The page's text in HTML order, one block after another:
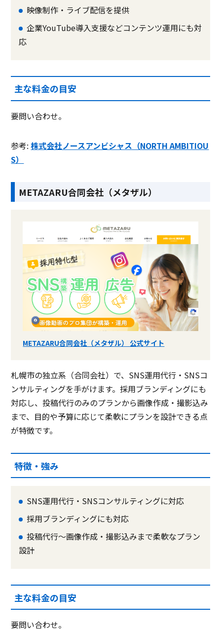
映像制作・ライブ配信を提供
企業YouTube導入支援などコンテンツ運用にも対
応
主な料金の目安
要問い合わせ。
参考:株式会社ノースアンビシャス（NORTH AMBITIOU
S）
METAZARU合同会社（メタザル）
METAZARU合同会社（メタザル） 公式サイト
札幌市の独立系（合同会社）で、SNS運用代行・SNSコ
ンサルティングを手がけます。採用ブランディングにも
対応し、投稿代行のみのプランから画像作成・撮影込み
まで、目的や予算に応じて柔軟にプランを設計できる点
が特徴です。
特徴・強み
SNS運用代行・SNSコンサルティングに対応
採用ブランディングにも対応
投稿代行〜画像作成・撮影込みまで柔軟なプラン
設計
主な料金の目安
要問い合わせ。